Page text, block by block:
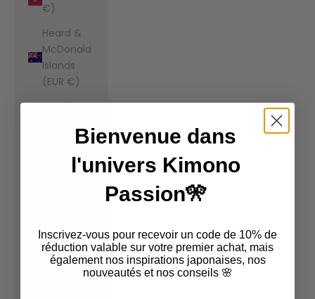
€)
Heard &
McDonald
Islands
(EUR €)
Honduras
Hong Kong
SAR (EUR
Iceland
(EUR €)
Bienvenue dans
l'univers Kimono
Passion🎌
Inscrivez-vous pour recevoir un code de 10% de
réduction valable sur votre premier achat, mais
également nos inspirations japonaises, nos
nouveautés et nos conseils 🌸